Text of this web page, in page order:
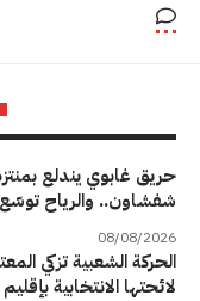
حريق غابوي يندلع
شفشاون.. والرياح توسّع
08/08/2026
الحركة الشعبية تزكي
لائحتها الانتخابية